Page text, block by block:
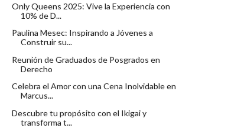
Only Queens 2025: Vive la Experiencia con
10% de D...
Paulina Mesec: Inspirando a Jóvenes a
Construir su...
Reunión de Graduados de Posgrados en
Derecho
Celebra el Amor con una Cena Inolvidable en
Marcus...
Descubre tu propósito con el Ikigai y
transforma t...